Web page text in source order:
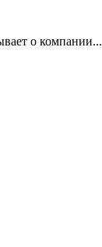
о компании...